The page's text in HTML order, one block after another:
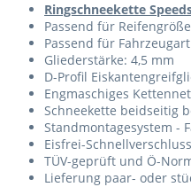
Ringschneekette
Passend für
Passend für
Gliederstärke: 4,5 mm
D-Profil
Engmaschiges
Schneekette beidseitig
Standmontagesystem -
Eisfrei-
TÜV-geprüft und Ö-
Lieferung paar- oder